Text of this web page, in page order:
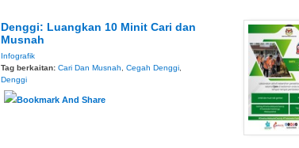
Denggi: Luangkan 10 Minit Cari dan
Musnah
Infografik
Tag berkaitan: Cari Dan Musnah Cegah Denggi
Denggi